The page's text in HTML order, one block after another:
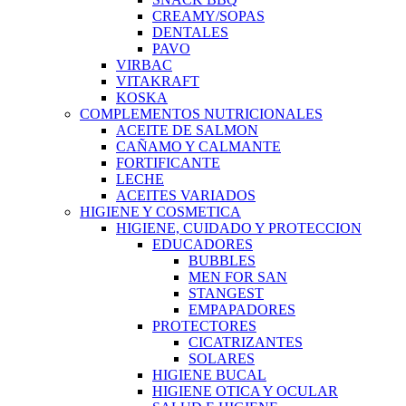
CREAMY/SOPAS
DENTALES
PAVO
VIRBAC
VITAKRAFT
KOSKA
COMPLEMENTOS NUTRICIONALES
ACEITE DE SALMON
CAÑAMO Y CALMANTE
FORTIFICANTE
LECHE
ACEITES VARIADOS
HIGIENE Y COSMETICA
HIGIENE, CUIDADO Y PROTECCION
EDUCADORES
BUBBLES
MEN FOR SAN
STANGEST
EMPAPADORES
PROTECTORES
CICATRIZANTES
SOLARES
HIGIENE BUCAL
HIGIENE OTICA Y OCULAR